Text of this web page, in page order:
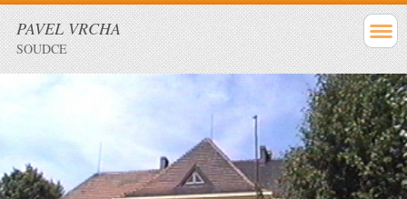
PAVEL VRCHA
SOUDCE